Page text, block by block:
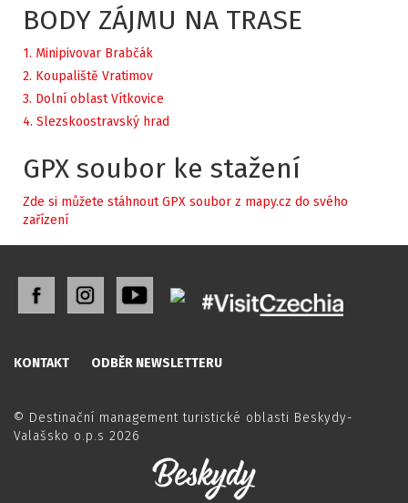
BODY ZÁJMU NA TRASE
1. Minipivovar Brabčák
2. Koupaliště Vratimov
3. Dolní oblast Vítkovice
4. Slezskoostravský hrad
GPX soubor ke stažení
Zde si můžete stáhnout GPX soubor z mapy.cz do svého
zařízení
KONTAKT ODBĚR NEWSLETTERU
© Destinační management turistické oblasti Beskydy-
Valašsko o.p.s 2026